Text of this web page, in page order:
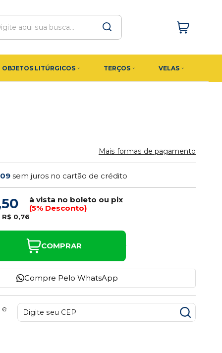
OBJETOS LITÚRGICOS TERÇOS VELAS
Mais formas de pagamento
sem juros no cartão de crédito
à vista no boleto ou pix
(5% Desconto)
R$ 0,76
COMPRAR
Compre Pelo WhatsApp
e